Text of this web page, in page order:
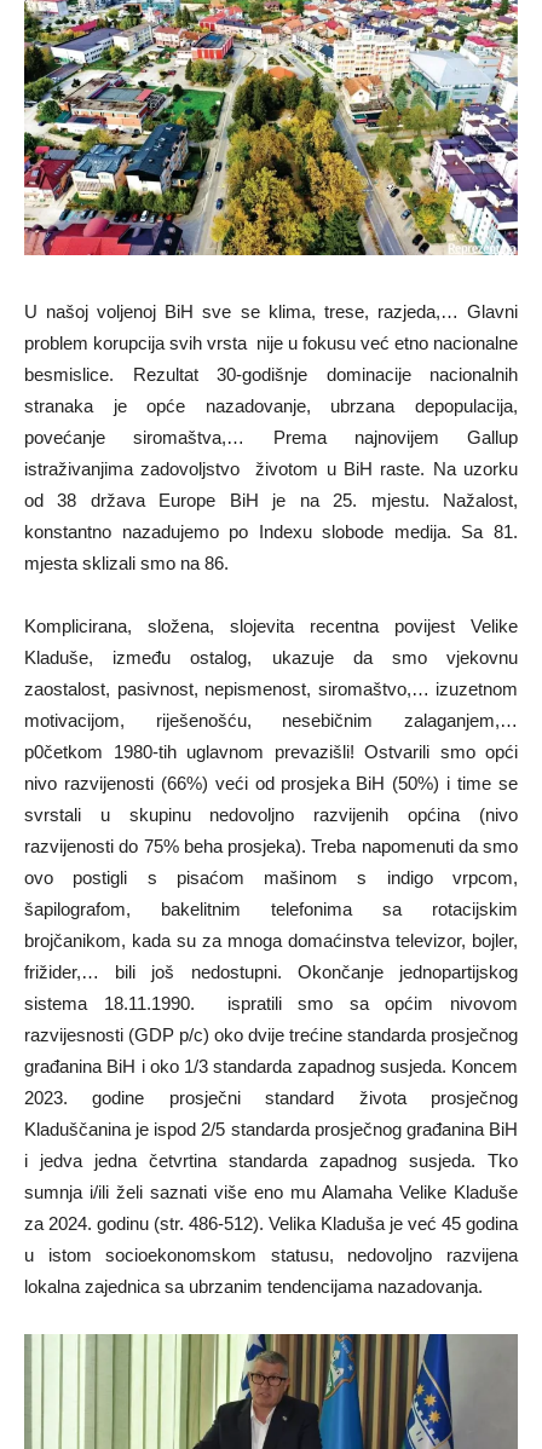
U našoj voljenoj BiH sve se klima, trese, razjeda,… Glavni
problem korupcija svih vrsta nije u fokusu već etno nacionalne
besmislice. Rezultat 30-godišnje dominacije nacionalnih
stranaka je opće nazadovanje, ubrzana depopulacija,
povećanje siromaštva,… Prema najnovijem Gallup
istraživanjima zadovoljstvo životom u BiH raste. Na uzorku
od 38 država Europe BiH je na 25. mjestu. Nažalost,
konstantno nazadujemo po Indexu slobode medija. Sa 81.
mjesta sklizali smo na 86.
Komplicirana, složena, slojevita recentna povijest Velike
Kladuše, između ostalog, ukazuje da smo vjekovnu
zaostalost, pasivnost, nepismenost, siromaštvo,… izuzetnom
motivacijom, riješenošću, nesebičnim zalaganjem,…
p0četkom 1980-tih uglavnom prevazišli! Ostvarili smo opći
nivo razvijenosti (66%) veći od prosjeka BiH (50%) i time se
svrstali u skupinu nedovoljno razvijenih općina (nivo
razvijenosti do 75% beha prosjeka). Treba napomenuti da smo
ovo postigli s pisaćom mašinom s indigo vrpcom,
šapilografom, bakelitnim telefonima sa rotacijskim
brojčanikom, kada su za mnoga domaćinstva televizor, bojler,
frižider,… bili još nedostupni. Okončanje jednopartijskog
sistema 18.11.1990. ispratili smo sa općim nivovom
razvijesnosti (GDP p/c) oko dvije trećine standarda prosječnog
građanina BiH i oko 1/3 standarda zapadnog susjeda. Koncem
2023. godine prosječni standard života prosječnog
Kladuščanina je ispod 2/5 standarda prosječnog građanina BiH
i jedva jedna četvrtina standarda zapadnog susjeda. Tko
sumnja i/ili želi saznati više eno mu Alamaha Velike Kladuše
za 2024. godinu (str. 486-512). Velika Kladuša je već 45 godina
u istom socioekonomskom statusu, nedovoljno razvijena
lokalna zajednica sa ubrzanim tendencijama nazadovanja.